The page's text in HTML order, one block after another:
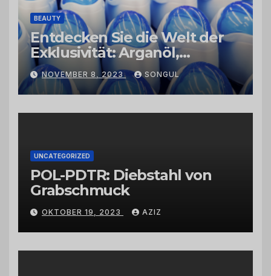
BEAUTY
Entdecken Sie die Welt der
Exklusivität: Arganöl,
Kaktusfeigenkernöl und
Schwarzkümmelöl von
vertrauenswürdigen
Großhändlern und Anbietern
NOVEMBER 8, 2023 SONGUL
UNCATEGORIZED
POL-PDTR: Diebstahl von
Grabschmuck
OKTOBER 19, 2023 AZIZ